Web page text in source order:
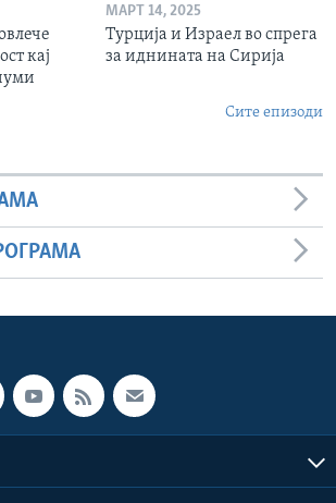
кај
МАРТ 14, 2025
Турција и Израел во спрега
за иднината на Сирија
Сите епизоди